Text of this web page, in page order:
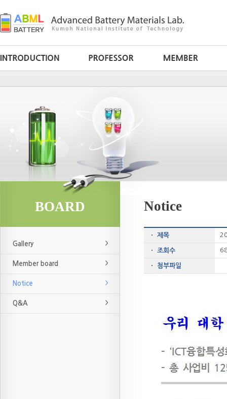
BOARD
Gallery
Member board
Notice
Q&A
Notice
ㆍ 제목
ㆍ 조회수
ㆍ 첨부파일